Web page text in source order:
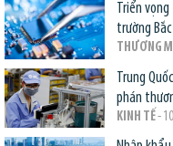
Triển
trường Bắc
THƯƠNG
Trung
phán
KINH TẾ-